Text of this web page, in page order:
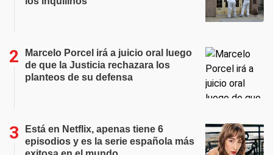
Marcelo Porcel irá a juicio oral luego
de que la Justicia rechazara los
planteos de su defensa
Está en Netflix, apenas tiene 6
episodios y es la serie española más